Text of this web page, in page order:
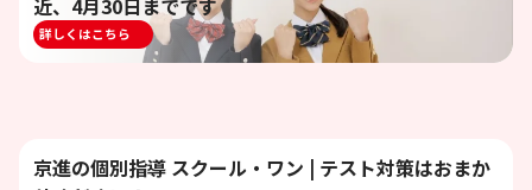
近、4月30日までです
詳しくはこちら
京進の個別指導 スクール・ワン | テスト対策はおまか